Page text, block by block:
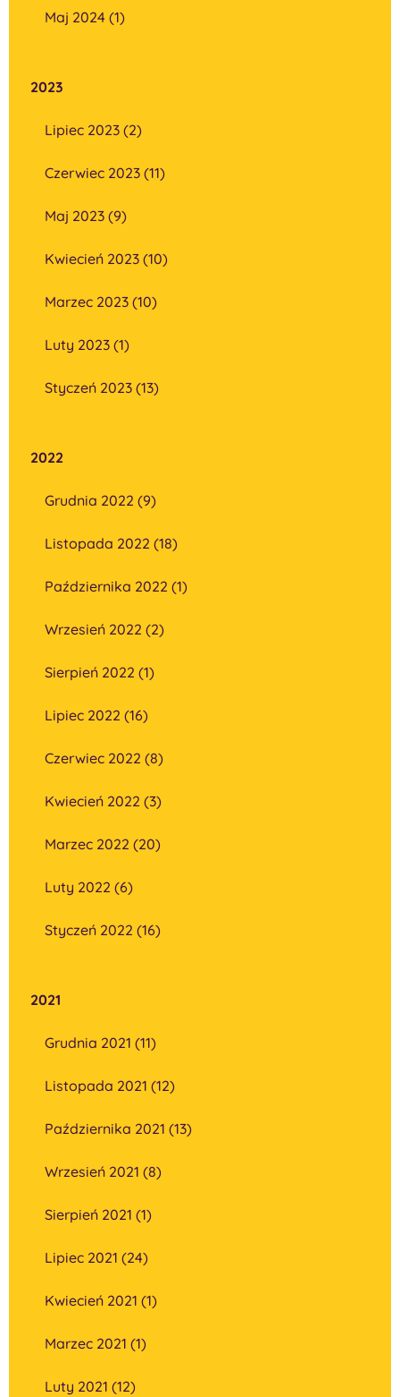
Maj 2024 (1)
2023
Lipiec 2023 (2)
Czerwiec 2023 (11)
Maj 2023 (9)
Kwiecień 2023 (10)
Marzec 2023 (10)
Luty 2023 (1)
Styczeń 2023 (13)
2022
Grudnia 2022 (9)
Listopada 2022 (18)
Października 2022 (1)
Wrzesień 2022 (2)
Sierpień 2022 (1)
Lipiec 2022 (16)
Czerwiec 2022 (8)
Kwiecień 2022 (3)
Marzec 2022 (20)
Luty 2022 (6)
Styczeń 2022 (16)
2021
Grudnia 2021 (11)
Listopada 2021 (12)
Października 2021 (13)
Wrzesień 2021 (8)
Sierpień 2021 (1)
Lipiec 2021 (24)
Kwiecień 2021 (1)
Marzec 2021 (1)
Luty 2021 (12)